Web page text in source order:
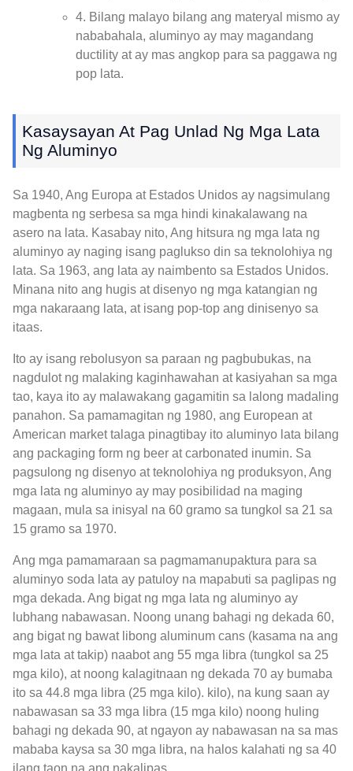
4. Bilang malayo bilang ang materyal mismo ay
nababahala, aluminyo ay may magandang
ductility at ay mas angkop para sa paggawa ng
pop lata.
Kasaysayan At Pag Unlad Ng Mga Lata
Ng Aluminyo
Sa 1940, Ang Europa at Estados Unidos ay nagsimulang
magbenta ng serbesa sa mga hindi kinakalawang na
asero na lata. Kasabay nito, Ang hitsura ng mga lata ng
aluminyo ay naging isang paglukso din sa teknolohiya ng
lata. Sa 1963, ang lata ay naimbento sa Estados Unidos.
Minana nito ang hugis at disenyo ng mga katangian ng
mga nakaraang lata, at isang pop-top ang dinisenyo sa
itaas.
Ito ay isang rebolusyon sa paraan ng pagbubukas, na
nagdulot ng malaking kaginhawahan at kasiyahan sa mga
tao, kaya ito ay malawakang gagamitin sa lalong madaling
panahon. Sa pamamagitan ng 1980, ang European at
American market talaga pinagtibay ito aluminyo lata bilang
ang packaging form ng beer at carbonated inumin. Sa
pagsulong ng disenyo at teknolohiya ng produksyon, Ang
mga lata ng aluminyo ay may posibilidad na maging
magaan, mula sa inisyal na 60 gramo sa tungkol sa 21 sa
15 gramo sa 1970.
Ang mga pamamaraan sa pagmamanupaktura para sa
aluminyo soda lata ay patuloy na mapabuti sa paglipas ng
mga dekada. Ang bigat ng mga lata ng aluminyo ay
lubhang nabawasan. Noong unang bahagi ng dekada 60,
ang bigat ng bawat libong aluminum cans (kasama na ang
mga lata at takip) naabot ang 55 mga libra (tungkol sa 25
mga kilo), at noong kalagitnaan ng dekada 70 ay bumaba
ito sa 44.8 mga libra (25 mga kilo). kilo), na kung saan ay
nabawasan sa 33 mga libra (15 mga kilo) noong huling
bahagi ng dekada 90, at ngayon ay nabawasan na sa mas
mababa kaysa sa 30 mga libra, na halos kalahati ng sa 40